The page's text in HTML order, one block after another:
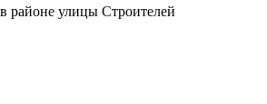
улицы Строителей